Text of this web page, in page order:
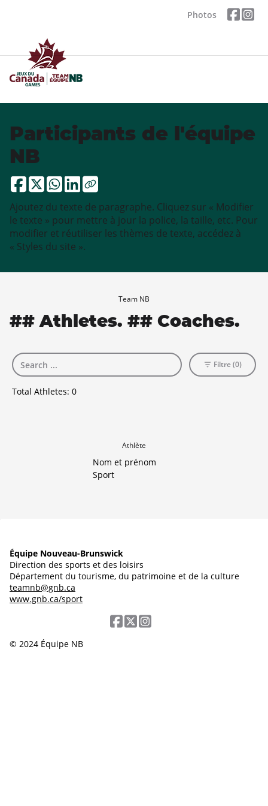
Photos
Participants de l'équipe
NB
Ajoutez du texte de paragraphe. Cliquez sur « Modifier
le texte » pour mettre à jour la police, la taille, etc. Pour
modifier et réutiliser les thèmes de texte, accédez à
« Styles du site ».
Team NB
## Athletes. ## Coaches.
Total Athletes: 0
Filtre (0)
Athlète
Nom et prénom
Sport
Équipe Nouveau-Brunswick
Direction des sports et des loisirs
Département du tourisme, du patrimoine et de la culture
teamnb@gnb.ca
www.gnb.ca/sport
© 2024 Équipe NB